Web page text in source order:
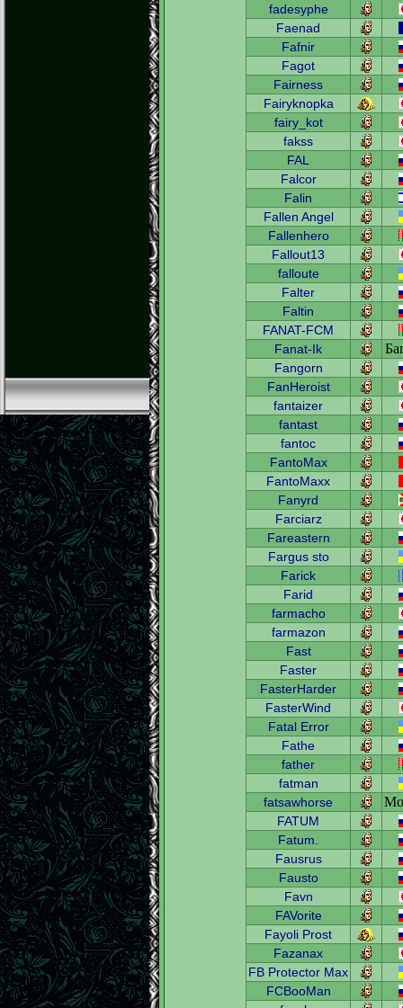
fadesyphe
Faenad
Fafnir
Fagot
Fairness
Fairyknopka
fairy_kot
fakss
FAL
Falcor
Falin
Fallen Angel
Fallenhero
Fallout13
falloute
Falter
Faltin
FANAT-FCM
Fanat-Ik
Fangorn
FanHeroist
fantaizer
fantast
fantoc
FantoMax
FantoMaxx
Fanyrd
Farciarz
Fareastern
Fargus sto
Farick
Farid
farmacho
farmazon
Fast
Faster
FasterHarder
FasterWind
Fatal Error
Fathe
father
fatman
fatsawhorse
FATUM
Fatum.
Fausrus
Fausto
Favn
FAVorite
Fayoli Prost
Fazanax
FB Protector Max
FCBooMan